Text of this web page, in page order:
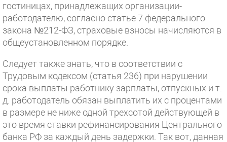
гостиницах, принадлежащих организации-
работодателю, согласно статье 7 федерального
закона №212-ФЗ, страховые взносы начисляются в
общеустановленном порядке.
Следует также знать, что в соответствии с
Трудовым кодексом (статья 236) при нарушении
срока выплаты работнику зарплаты, отпускных и т.
д. работодатель обязан выплатить их с процентами
в размере не ниже одной трехсотой действующей в
это время ставки рефинансирования Центрального
банка РФ за каждый день задержки. Так вот, данная